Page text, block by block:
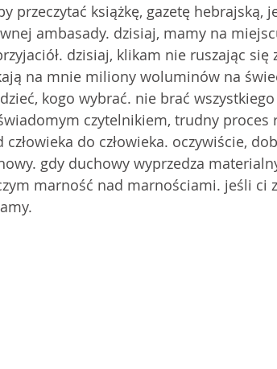
przeczytać książkę, gazetę hebrajską,
ambasady. dzisiaj, mamy na
dzisiaj, klikam nie ruszając się
na mnie miliony woluminów na
kogo wybrać. nie brać wszystkiego
czytelnikiem, trudny proces
do człowieka. oczywiście,
gdy duchowy wyprzedza
marność nad marnościami. jeśli ci